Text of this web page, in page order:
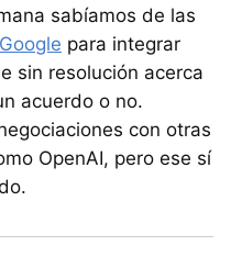
sabíamos de las
para integrar
sin resolución acerca
acuerdo o no.
con otras
OpenAI, pero ese sí